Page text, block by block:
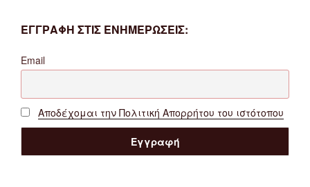
ΕΓΓΡΑΦΗ ΣΤΙΣ ΕΝΗΜΕΡΩΣΕΙΣ:
Email
Αποδέχομαι την Πολιτική Απορρήτου του ιστότοπου